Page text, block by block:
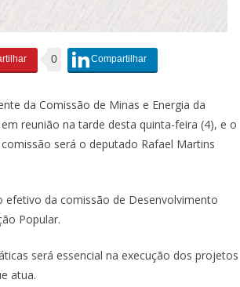
0
da Comissão de Minas e Energia da
reunião na tarde desta quinta-feira (4), e o
será o deputado Rafael Martins
efetivo da comissão de Desenvolvimento
Popular.
será essencial na execução dos projetos
atua.